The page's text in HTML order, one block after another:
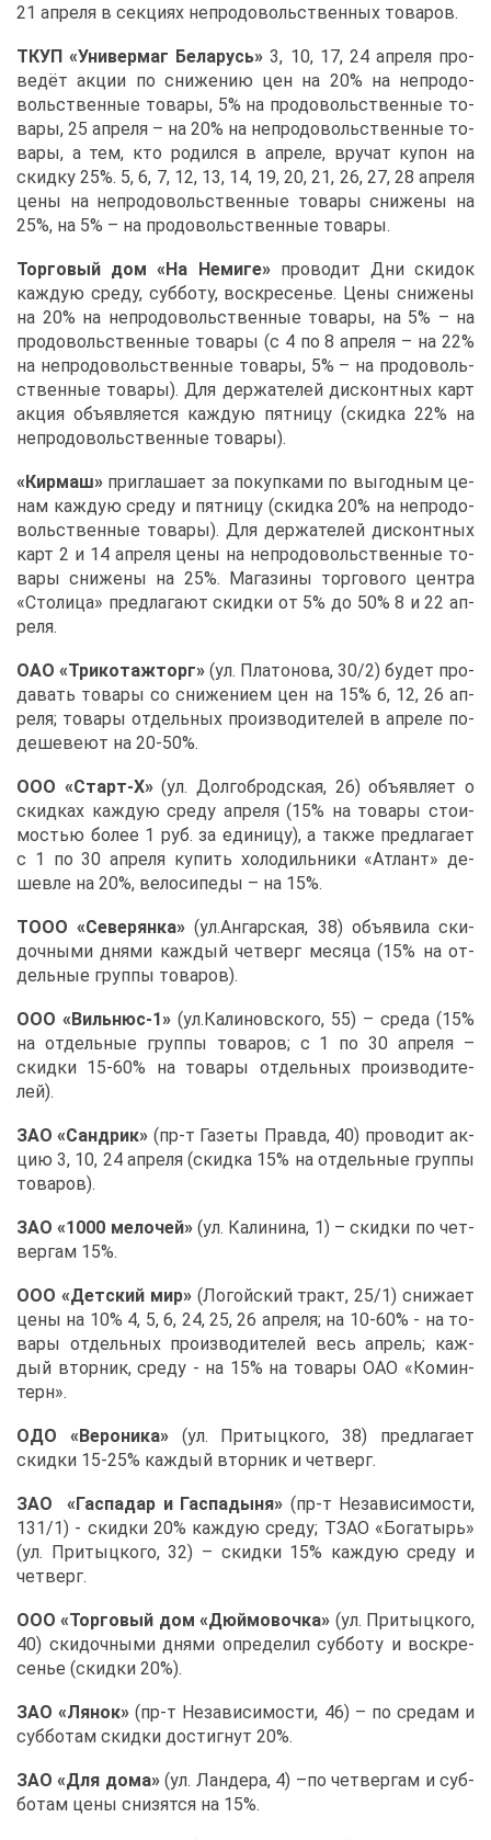
21 ап­ре­ля в сек­ци­ях непро­до­воль­ствен­ных то­ва­ров.
ТКУП «Уни­вер­маг Бе­ла­русь»3, 10, 17, 24 ап­ре­ля про­
ве­дёт ак­ции по сни­же­нию цен на 20% на непро­до­
воль­ствен­ные то­ва­ры, 5% на про­до­воль­ствен­ные то­
ва­ры, 25 ап­ре­ля – на 20% на непро­до­воль­ствен­ные то­
ва­ры, а тем, кто ро­дил­ся в ап­ре­ле, вру­чат ку­пон на
скид­ку 25%. 5, 6, 7, 12, 13, 14, 19, 20, 21, 26, 27, 28 ап­ре­ля
це­ны на непро­до­воль­ствен­ные то­ва­ры сни­же­ны на
25%, на 5% – на про­до­воль­ствен­ные то­ва­ры.
Тор­го­вый дом «На Неми­ге» про­во­дит Дни ски­док
каж­дую сре­ду, суб­бо­ту, вос­кре­се­нье. Це­ны сни­же­ны
на 20% на непро­до­воль­ствен­ные то­ва­ры, на 5% – на
про­до­воль­ствен­ные то­ва­ры (с 4 по 8 ап­ре­ля – на 22%
на непро­до­воль­ствен­ные то­ва­ры, 5% – на про­до­воль­
ствен­ные то­ва­ры). Для дер­жа­те­лей дис­конт­ных карт
ак­ция объ­яв­ля­ет­ся каж­дую пят­ни­цу (скид­ка 22% на
непро­до­воль­ствен­ные то­ва­ры).
«Кир­маш» при­гла­ша­ет за по­куп­ка­ми по вы­год­ным це­
нам каж­дую сре­ду и пят­ни­цу (скид­ка 20% на непро­до­
воль­ствен­ные то­ва­ры). Для дер­жа­те­лей дис­конт­ных
карт 2 и 14 ап­ре­ля це­ны на непро­до­воль­ствен­ные то­
ва­ры сни­же­ны на 25%. Ма­га­зи­ны тор­го­во­го цен­тра
«Сто­ли­ца» пред­ла­га­ют скид­ки от 5% до 50% 8 и 22 ап­
ре­ля.
ОАО «Три­ко­та­ж­торг» (ул. Пла­то­но­ва, 30/2) бу­дет про­
да­вать то­ва­ры со сни­же­ни­ем цен на 15% 6, 12, 26 ап­
ре­ля; то­ва­ры от­дель­ных про­из­во­ди­те­лей в ап­ре­ле по­
де­ше­ве­ют на 20-50%.
ООО «Старт-Х»(ул. Дол­го­брод­ская, 26) объ­яв­ля­ет о
скид­ках каж­дую сре­ду ап­ре­ля (15% на то­ва­ры сто­и­
мо­стью бо­лее 1 руб. за еди­ни­цу), а та­к­же пред­ла­га­ет
с 1 по 30 ап­ре­ля ку­пить хо­ло­диль­ни­ки «Ат­лант» де­
шев­ле на 20%, ве­ло­си­пе­ды – на 15%.
ТО­ОО «Се­ве­рян­ка»(ул.Ан­гар­ская, 38) объ­яви­ла ски­
доч­ны­ми дня­ми каж­дый чет­верг ме­ся­ца (15% на от­
дель­ные груп­пы то­ва­ров).
ООО «Виль­нюс-1» (ул.Ка­ли­нов­ско­го, 55) – сре­да (15%
на от­дель­ные груп­пы то­ва­ров; с 1 по 30 ап­ре­ля –
скид­ки 15-60% на то­ва­ры от­дель­ных про­из­во­ди­те­
лей).
ЗАО «Сан­д­рик» (пр-т Га­зе­ты Прав­да, 40) про­во­дит ак­
цию 3, 10, 24 ап­ре­ля (скид­ка 15% на от­дель­ные груп­пы
то­ва­ров).
ЗАО «1000 ме­ло­чей»(ул. Ка­ли­ни­на, 1) – скид­ки по чет­
вер­гам 15%.
ООО «Дет­ский мир»(Ло­гой­ский тракт, 25/1) сни­жа­ет
це­ны на 10% 4, 5, 6, 24, 25, 26 ап­ре­ля; на 10-60% - на то­
ва­ры от­дель­ных про­из­во­ди­те­лей весь ап­рель; каж­
дый втор­ник, сре­ду - на 15% на то­ва­ры ОАО «Ко­мин­
терн».
ОДО «Ве­ро­ни­ка»(ул. При­тыц­ко­го, 38) пред­ла­га­ет
скид­ки 15-25% каж­дый втор­ник и чет­верг.
ЗАО «Гас­па­дар и Гас­пады­ня» (пр-т Неза­ви­си­мо­сти,
131/1) - скид­ки 20% каж­дую сре­ду; ТЗАО «Бо­га­тырь»
(ул. При­тыц­ко­го, 32) – скид­ки 15% каж­дую сре­ду и
чет­верг.
ООО «Тор­го­вый дом «Дюй­мо­воч­ка» (ул. При­тыц­ко­го,
40) ски­доч­ны­ми дня­ми опре­де­лил суб­бо­ту и вос­кре­
се­нье (скид­ки 20%).
ЗАО «Ля­нок»(пр-т Неза­ви­си­мо­сти, 46) – по сре­дам и
суб­бо­там скид­ки до­стиг­нут 20%.
ЗАО «Для до­ма»(ул. Лан­де­ра, 4) –по чет­вер­гам и суб­
бо­там це­ны сни­зят­ся на 15%.